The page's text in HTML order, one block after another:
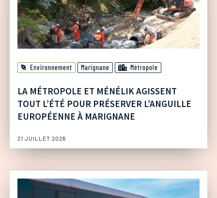
Environnement Marignane Métropole
LA MÉTROPOLE ET MÉNÉLIK AGISSENT
TOUT L’ÉTÉ POUR PRÉSERVER L’ANGUILLE
EUROPÉENNE À MARIGNANE
21 JUILLET 2026